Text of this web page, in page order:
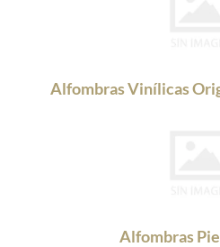
Alfombras Vinílicas
Alfombras